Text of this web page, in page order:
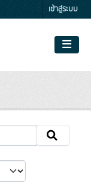
เข้าสู่ระบบ